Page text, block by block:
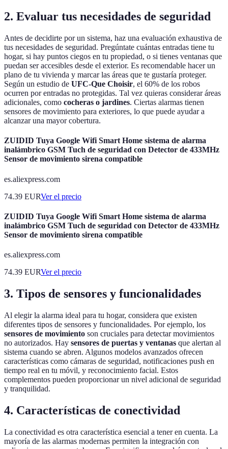
2. Evaluar tus necesidades de seguridad
Antes de decidirte por un sistema, haz una evaluación exhaustiva de
tus necesidades de seguridad. Pregúntate cuántas entradas tiene tu
hogar, si hay puntos ciegos en tu propiedad, o si tienes ventanas que
puedan ser accesibles desde el exterior. Es recomendable hacer un
plano de tu vivienda y marcar las áreas que te gustaría proteger.
Según un estudio de UFC-Que Choisir, el 60% de los robos
ocurren por entradas no protegidas. Tal vez quieras considerar áreas
adicionales, como cocheras o jardines. Ciertas alarmas tienen
sensores de movimiento para exteriores, lo que puede ayudar a
alcanzar una mayor cobertura.
ZUIDID Tuya Google Wifi Smart Home sistema de alarma
inalámbrico GSM Tuch de seguridad con Detector de 433MHz
Sensor de movimiento sirena compatible
es.aliexpress.com
74.39 EURVer el precio
ZUIDID Tuya Google Wifi Smart Home sistema de alarma
inalámbrico GSM Tuch de seguridad con Detector de 433MHz
Sensor de movimiento sirena compatible
es.aliexpress.com
74.39 EURVer el precio
3. Tipos de sensores y funcionalidades
Al elegir la alarma ideal para tu hogar, considera que existen
diferentes tipos de sensores y funcionalidades. Por ejemplo, los
sensores de movimiento son cruciales para detectar movimientos
no autorizados. Hay sensores de puertas y ventanas que alertan al
sistema cuando se abren. Algunos modelos avanzados ofrecen
características como cámaras de seguridad, notificaciones push en
tiempo real en tu móvil, y reconocimiento facial. Estos
complementos pueden proporcionar un nivel adicional de seguridad
y tranquilidad.
4. Características de conectividad
La conectividad es otra característica esencial a tener en cuenta. La
mayoría de las alarmas modernas permiten la integración con